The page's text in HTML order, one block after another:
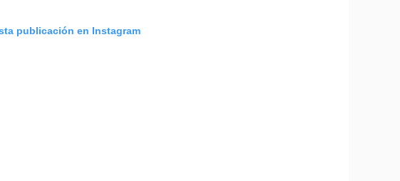
publicación en Instagram